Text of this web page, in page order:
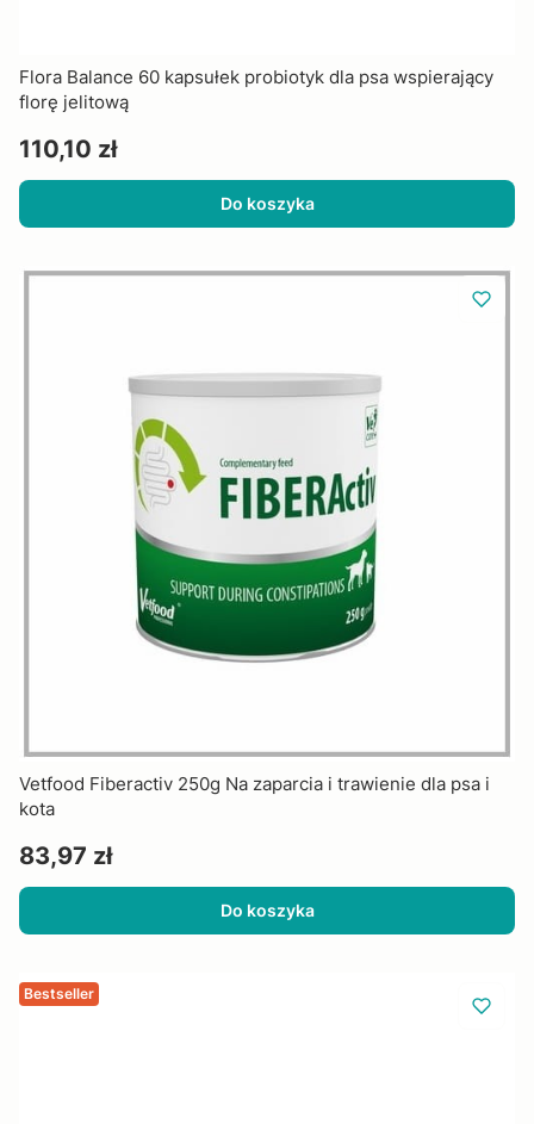
Flora Balance 60 kapsułek probiotyk dla psa wspierający
florę jelitową
Cena
110,10 zł
Do koszyka
Vetfood Fiberactiv 250g Na zaparcia i trawienie dla psa i
kota
Cena
83,97 zł
Do koszyka
Bestseller